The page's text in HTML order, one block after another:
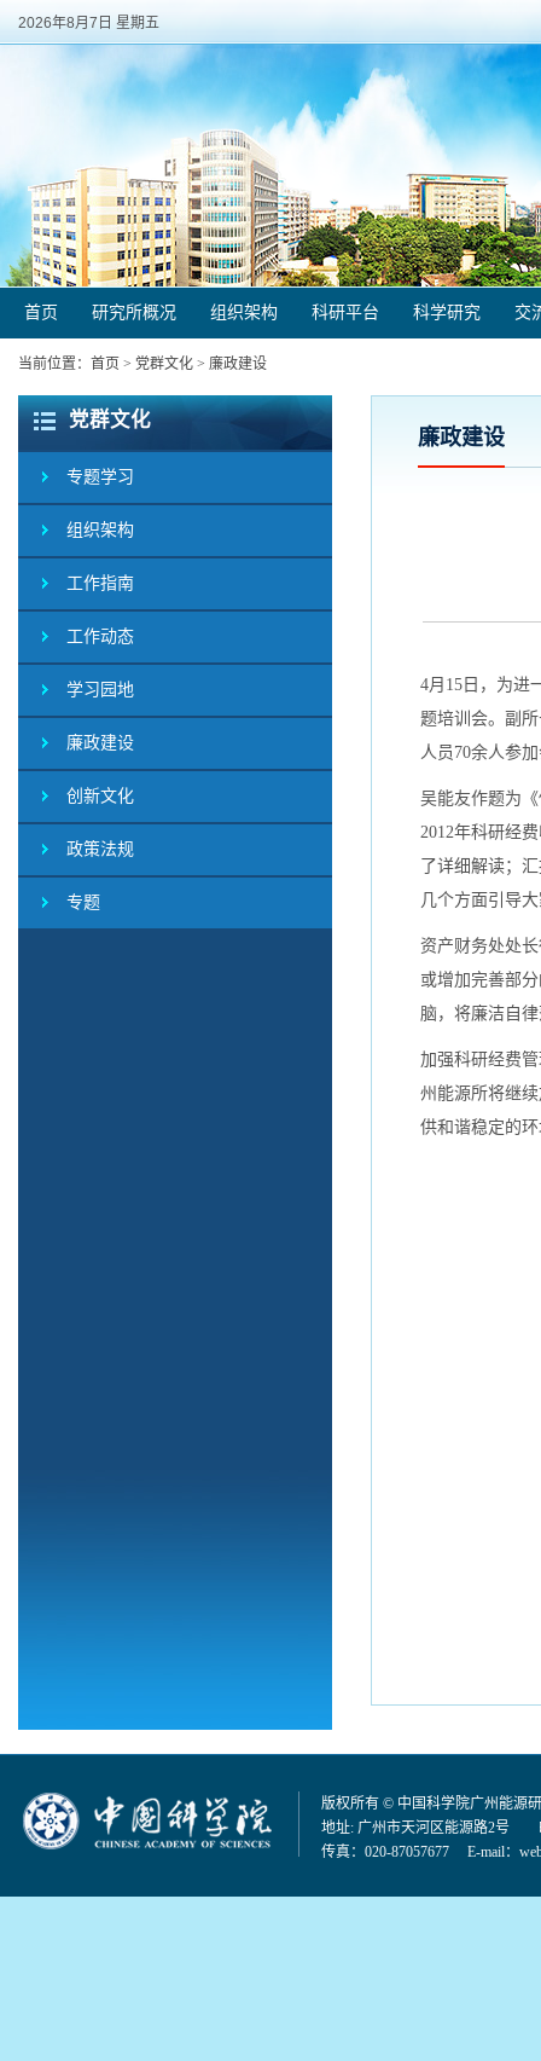
2026年8月7日 星期五
首页 研究所概况 组织架构 科研平台 科学研究 交
当前位置： 首页 > 党群文化 > 廉政建设
党群文化
专题学习
组织架构
工作指南
工作动态
学习园地
廉政建设
创新文化
政策法规
专题
廉政建设
4月15日，为进
题培训会。副
人员70余人参
吴能友作题为
2012年科研经
了详细解读；
几个方面引导
资产财务处处
或增加完善部
脑，将廉洁自
加强科研经费
州能源所将继
供和谐稳定的
版权所有 © 中国科学院广州能源
地址: 广州市天河区能源路2号
传真：020-87057677 E-mail：